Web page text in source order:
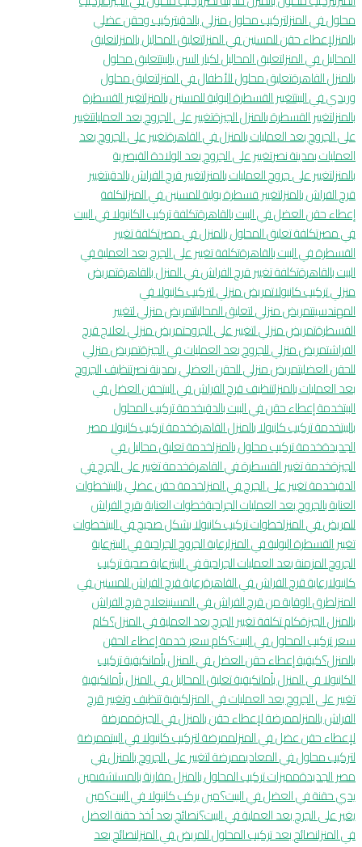
محلول في المنزلتركيب محلول منزلي بالدقيتركيب وحقن عضلي
بالمنزلإعطاء حقن للمسنين في المنزلتعليق المحاليل بالمنزلتعليق
المحاليل في المنزلتعليق المحاليل لكبار السن بالبيتتعليق محلول
بالمنزل القاهرةتعليق محلول للأطفال في المنزلتعليق محلول
وريدي في البيتتغيير القسطرة البولية للمسنين بالمنزلتغيير القسطرة
بالمنزلتغيير القسطرة بالمنزل الجيزةتغيير على الجروح بعد العملياتتغيير
على الجروح بعد العمليات بالمنزل في القاهرةتغيير على الجروح بعد
العمليات بمدينة نصرتغيير على الجروح بعد الولادة القيصرية
بالمنزلتغيير على جروح العمليات بالمنزلتغيير قرح الفراش بالدقيتغيير
قرح الفراش بالمنزلتغيير قسطرة بولية للمسنين في المنزلتكلفة
إعطاء حقن العضل في البيت بالقاهرةتكلفة تركيب الكانيولا في البيت
في مصرتكلفة تعليق المحلول بالمنزل في مصرتكلفة تغيير
القسطرة في البيت بالقاهرةتكلفة تغيير على الجرح بعد العملية في
البيت بالقاهرةتكلفة تغيير قرح الفراش في المنزل بالقاهرةتمريض
منزلي تركيب كانيولاتمريض منزلي لتركيب كانيولا في
المهندسينتمريض منزلي لتعليق المحاليلتمريض منزلي لتغيير
القسطرةتمريض منزلي لتغيير على الجروحتمريض منزلي لعلاج قرح
الفراشتمريض منزلي للجروح بعد العمليات في الجيزةتمريض منزلي
للحقن العضليتمريض منزلي للحقن العضلي بمدينة نصرتنظيف الجروح
بعد العمليات بالمنزلتنظيف قرح الفراش في البيتحقن العضل في
البيتخدمة إعطاء حقن في البيت بالدقيخدمة تركيب المحلول
بالبيتخدمة تركيب كانيولا بالمنزل القاهرةخدمة تركيب كانيولا مصر
الجديدةخدمة تركيب محلول بالمنزلخدمة تعليق محاليل في
الجيزةخدمة تغيير القسطرة في القاهرةخدمة تغيير على الجرح في
الدقيخدمة تغيير على الجرح في المنزلخدمة حقن عضلي بالبيتخطوات
العناية بالجروح بعد العمليات الجراحيةخطوات العناية بقرح الفراش
للمريض في المنزلخطوات تركيب كانيولا بشكل صحيح في البيتخطوات
تغيير القسطرة البولية في المنزلرعاية الجروح الجراحية في البيترعاية
الجروح المزمنة بعد العمليات الجراحية في البيترعاية صحية تركيب
كانيولارعاية قرح الفراش في القاهرةرعاية قرح الفراش للمسنين في
المنزلطرق الوقاية من قرح الفراش في المسنينعلاج قرح الفراش
بالمنزل الجيزةكام تكلفة تغيير الجرح بعد العملية في المنزل؟كام
سعر تركيب المحلول في البيت؟كام سعر خدمة إعطاء الحقن
بالمنزل؟كيفية إعطاء حقن العضل في المنزل بأمانكيفية تركيب
الكانيولا في المنزل بأمانكيفية تعليق المحاليل في المنزل بأمانكيفية
تغيير على الجروح بعد العمليات في المنزلكيفية تنظيف وتغيير قرح
الفراش بالمنزلممرضة لإعطاء حقن بالمنزل في الجيزةممرضة
لإعطاء حقن عضل في المنزلممرضة لتركيب كانيولا في البيتممرضة
لتركيب محلول في المعاديممرضة لتغيير على الجروح بالمنزل في
مصر الجديدةمميزات تركيب المحلول بالمنزل مقارنة بالمستشفىمين
يدي حقنة في العضل في البيت؟مين يركب كانيولا في البيت؟مين
يغير على الجرح بعد العملية في البيت؟نصائح بعد أخذ حقنة العضل
في المنزلنصائح بعد تركيب المحلول للمريض في المنزلنصائح بعد